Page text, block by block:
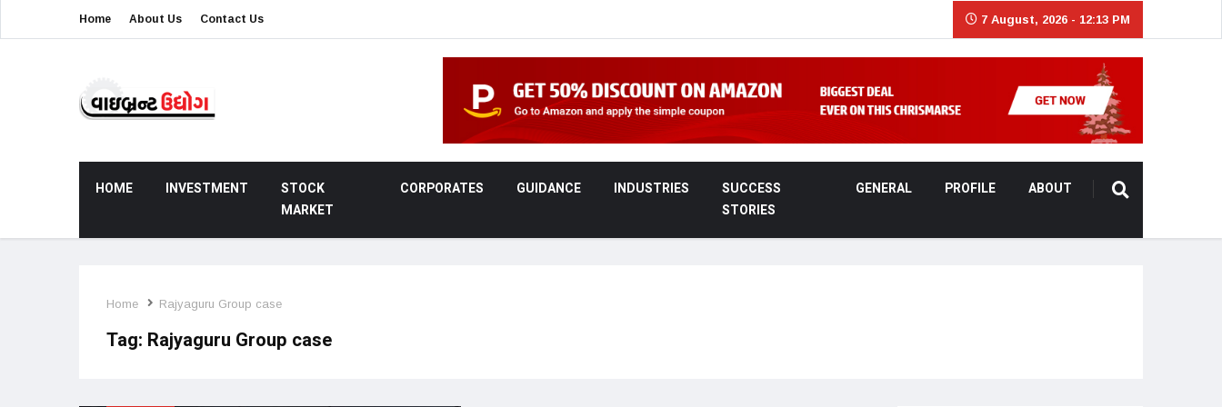
Home About Us Contact Us 7 August, 2026 - 12:13 PM
HOME INVESTMENT
STOCK
MARKET
CORPORATES GUIDANCE INDUSTRIES
SUCCESS
STORIES
GENERAL PROFILE ABOUT
Home Rajyaguru Group case
Tag: Rajyaguru Group case